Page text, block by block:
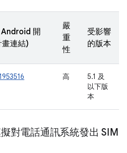
開
連結)
嚴
重
性
受影響
的版本
高
5.1 及
以下版
本
對電話通訊系統發出 SIM